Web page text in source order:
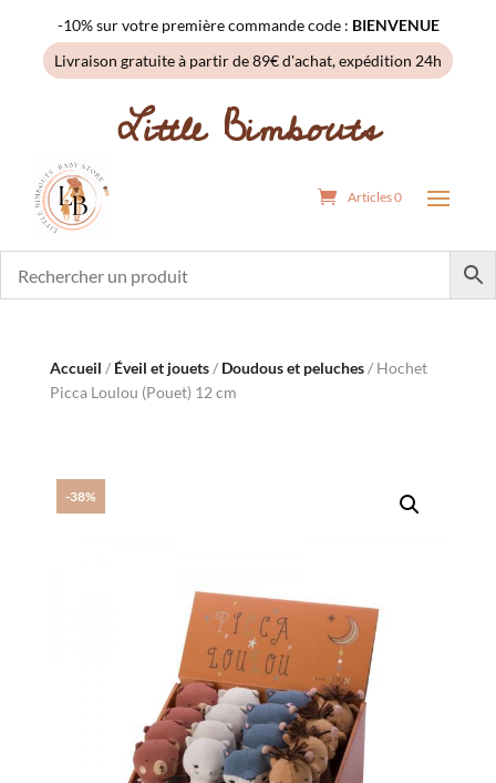
-10% sur votre première commande code : BIENVENUE
Livraison gratuite à partir de 89€ d'achat, expédition 24h
Little Bimbouts
Articles 0
Accueil / Éveil et jouets/ Doudous et peluches/ Hochet
Picca Loulou (Pouet) 12 cm
-38%